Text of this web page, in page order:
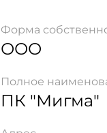
Форма
ООО
Полное
ПК "Мигма"